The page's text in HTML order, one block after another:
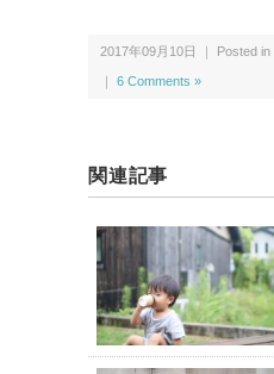
き
ま
す)
2017年09月10日 ｜ Posted in
｜ 6 Comments »
関連記事